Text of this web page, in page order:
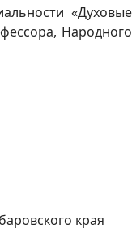
«Духовые
Народного
края